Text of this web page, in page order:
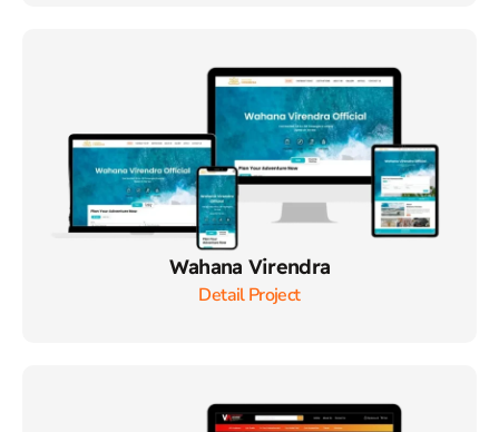
Wahana Virendra
Detail Project